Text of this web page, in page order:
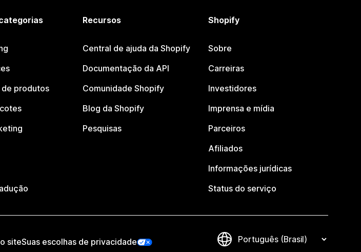
produtos
Recursos
Central de ajuda da Shopify
Documentação da API
Comunidade Shopify
Blog da Shopify
Pesquisas
Shopify
Sobre
Carreiras
Investidores
Imprensa e mídia
Parceiros
Afiliados
Informações jurídicas
Status do serviço
siteSuas escolhas de privacidade